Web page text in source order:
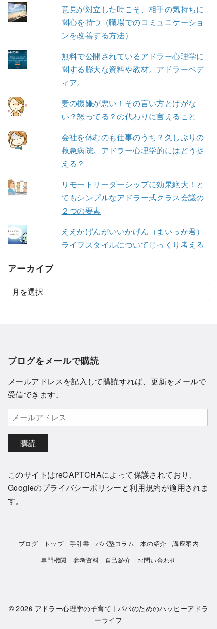
意見が対立した時こそ、相手の気持ちに
関心を持つ（職場でのコミュニケーショ
ンを改善する方法）
無料で公開されているアドラー心理学に
関する膨大な資料や教材。アドラーペデ
ィア。
妻の機嫌が悪い！その言い方とげがな
い？怒ってる？の代わりに言えること
会社を休むのも仕事のうち？久しぶりの
救急病院。アドラー心理学的にはどう捉
える？
リモートリーダーシップに効果絶大！と
てもシンプルなアドラー式クラス会議の
２つの要素
ええかげんがいいかげん（まいっか君）
ライフスタイルについてじっくり考える
アーカイブ
ブログをメールで購読
メールアドレスを記入して購読すれば、更新をメールで
受信できます。
購読
このサイトはreCAPTCHAによって保護されており、
Googleのプライバシーポリシーと利用規約が適用されま
す。
ブログ トップ 手引書 パパ塾コラム 本の紹介
講座案内
専門機関
参考資料 自己紹介 お問い合わせ
© 2026 アドラー心理学の子育て | パパのためのハッピーアドラ
ーライフ